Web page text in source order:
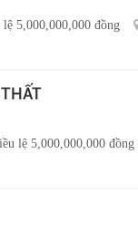
5,000,000,000 đồng
lệ 5,000,000,000 đồng